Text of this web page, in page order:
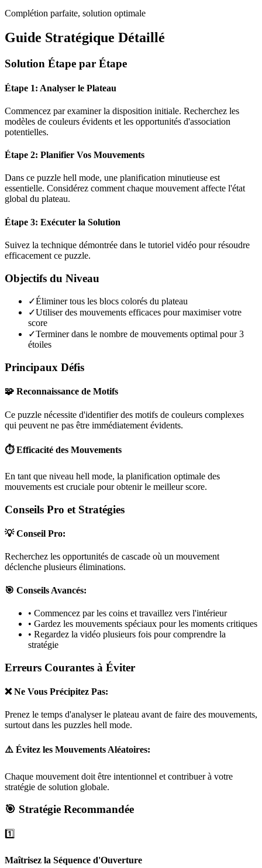
Complétion parfaite, solution optimale
Guide Stratégique Détaillé
Solution Étape par Étape
Étape 1: Analyser le Plateau
Commencez par examiner la disposition initiale. Recherchez les
modèles de couleurs évidents et les opportunités d'association
potentielles.
Étape 2: Planifier Vos Mouvements
Dans ce puzzle hell mode, une planification minutieuse est
essentielle. Considérez comment chaque mouvement affecte l'état
global du plateau.
Étape 3: Exécuter la Solution
Suivez la technique démontrée dans le tutoriel vidéo pour résoudre
efficacement ce puzzle.
Objectifs du Niveau
✓Éliminer tous les blocs colorés du plateau
✓Utiliser des mouvements efficaces pour maximiser votre
score
✓Terminer dans le nombre de mouvements optimal pour 3
étoiles
Principaux Défis
🧩 Reconnaissance de Motifs
Ce puzzle nécessite d'identifier des motifs de couleurs complexes
qui peuvent ne pas être immédiatement évidents.
⏱️ Efficacité des Mouvements
En tant que niveau hell mode, la planification optimale des
mouvements est cruciale pour obtenir le meilleur score.
Conseils Pro et Stratégies
💡 Conseil Pro:
Recherchez les opportunités de cascade où un mouvement
déclenche plusieurs éliminations.
🎯 Conseils Avancés:
• Commencez par les coins et travaillez vers l'intérieur
• Gardez les mouvements spéciaux pour les moments critiques
• Regardez la vidéo plusieurs fois pour comprendre la
stratégie
Erreurs Courantes à Éviter
❌ Ne Vous Précipitez Pas:
Prenez le temps d'analyser le plateau avant de faire des mouvements,
surtout dans les puzzles hell mode.
⚠️ Évitez les Mouvements Aléatoires:
Chaque mouvement doit être intentionnel et contribuer à votre
stratégie de solution globale.
🎯 Stratégie Recommandée
1️⃣
Maîtrisez la Séquence d'Ouverture